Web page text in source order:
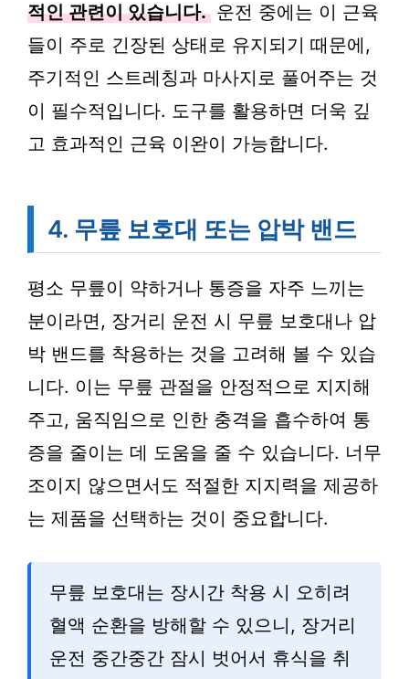
적인 관련이 있습니다. 운전 중에는 이 근육
들이 주로 긴장된 상태로 유지되기 때문에,
주기적인 스트레칭과 마사지로 풀어주는 것
이 필수적입니다. 도구를 활용하면 더욱 깊
고 효과적인 근육 이완이 가능합니다.
4. 무릎 보호대 또는 압박 밴드
평소 무릎이 약하거나 통증을 자주 느끼는
분이라면, 장거리 운전 시 무릎 보호대나 압
박 밴드를 착용하는 것을 고려해 볼 수 있습
니다. 이는 무릎 관절을 안정적으로 지지해
주고, 움직임으로 인한 충격을 흡수하여 통
증을 줄이는 데 도움을 줄 수 있습니다. 너무
조이지 않으면서도 적절한 지지력을 제공하
는 제품을 선택하는 것이 중요합니다.
무릎 보호대는 장시간 착용 시 오히려
혈액 순환을 방해할 수 있으니, 장거리
운전 중간중간 잠시 벗어서 휴식을 취